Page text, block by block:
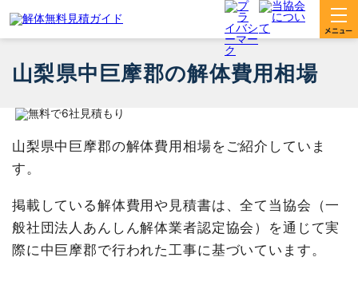
山梨県中巨摩郡の解体費用相場
山梨県中巨摩郡の解体費用相場をご紹介していま
す。
掲載している解体費用や見積書は、全て当協会（一
般社団法人あんしん解体業者認定協会）を通じて実
際に中巨摩郡で行われた工事に基づいています。